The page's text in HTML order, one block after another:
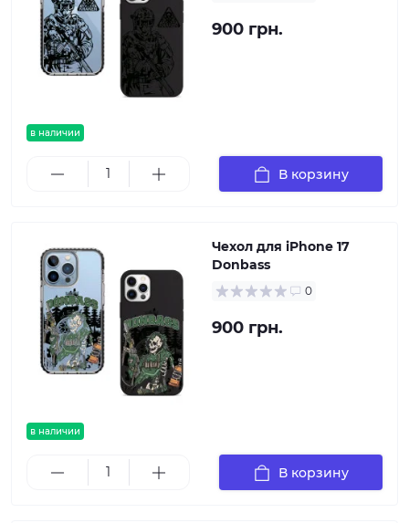
в наличии
900 грн.
В корзину
в наличии
Чехол для iPhone 17
Donbass
0
900 грн.
В корзину